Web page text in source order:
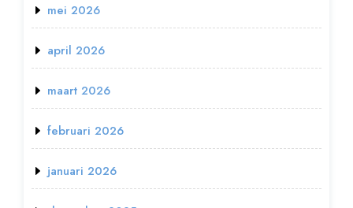
mei 2026
april 2026
maart 2026
februari 2026
januari 2026